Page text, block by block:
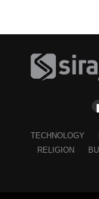
TECHNOLOGY
RELIGION